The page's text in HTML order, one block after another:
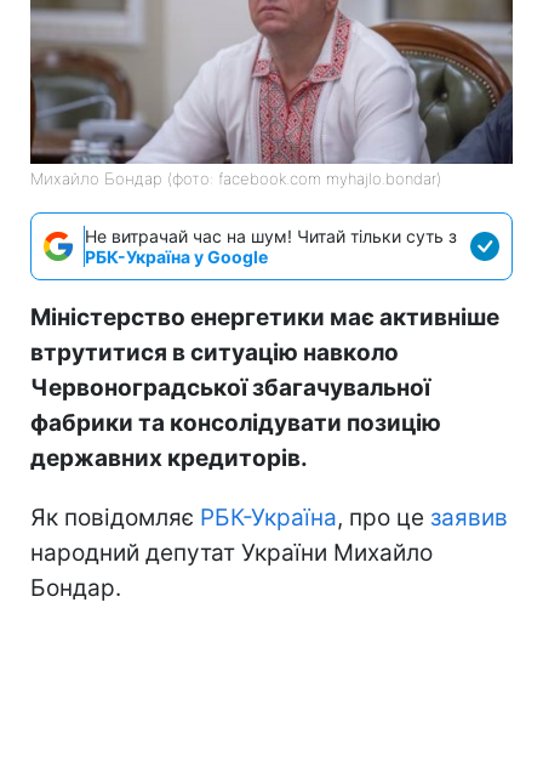
Михайло Бондар (фото: facebook.com myhajlo.bondar)
Не витрачай час на шум! Читай тільки суть з
РБК-Україна у Google
Міністерство енергетики має активніше
втрутитися в ситуацію навколо
Червоноградської збагачувальної
фабрики та консолідувати позицію
державних кредиторів.
Як повідомляє РБК-Україна, про це заявив
народний депутат України Михайло
Бондар.